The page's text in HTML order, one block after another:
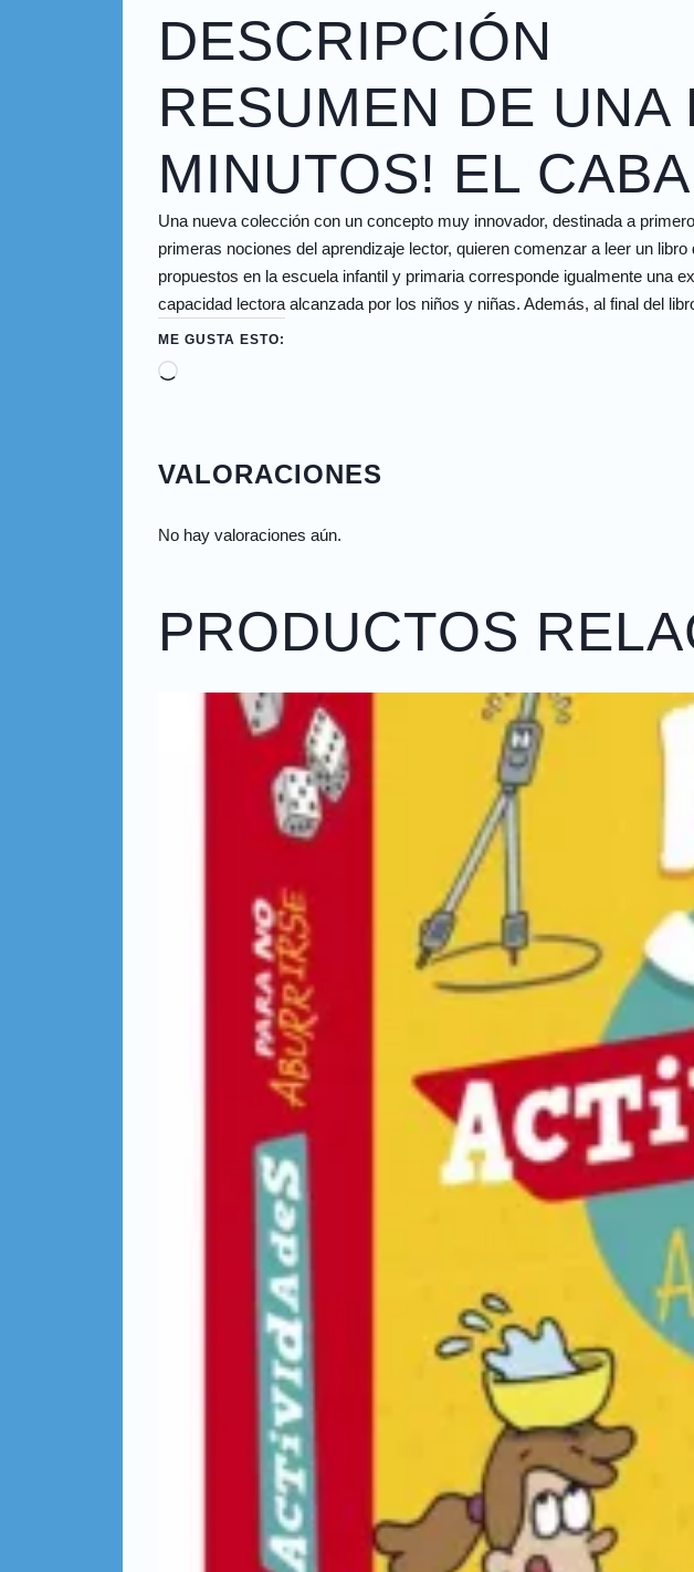
DESCRIPCIÓN
RESUMEN DE UNA
MINUTOS! EL
Una nueva colección con un concepto muy innovador, destinada a
primeras nociones del aprendizaje lector, quieren comenzar a leer un
propuestos en la escuela infantil y primaria corresponde igualmente una
capacidad lectora alcanzada por los niños y niñas. Además, al final del
ME GUSTA ESTO:
VALORACIONES
No hay valoraciones aún.
PRODUCTOS